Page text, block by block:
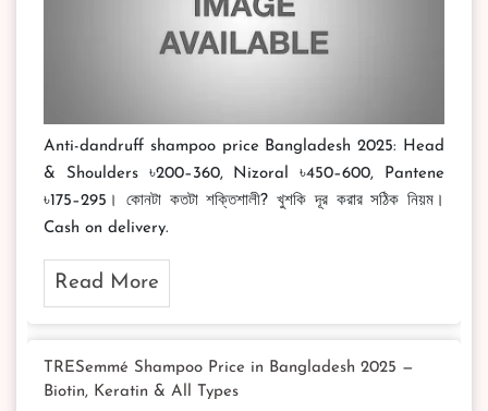
Anti-dandruff shampoo price Bangladesh 2025: Head
& Shoulders ৳200–360, Nizoral ৳450–600, Pantene
৳175–295। কোনটা কতটা শক্তিশালী? খুশকি দূর করার সঠিক নিয়ম।
Cash on delivery.
Read More
TRESemmé Shampoo Price in Bangladesh 2025 —
Biotin, Keratin & All Types